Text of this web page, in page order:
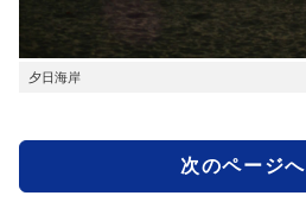
夕日海岸
次のページへ